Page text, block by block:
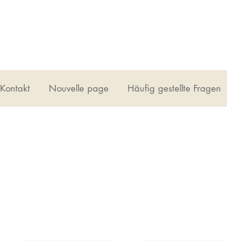
Kontakt Nouvelle page Häufig gestellte Fragen